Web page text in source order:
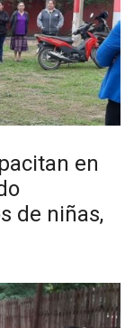
en
de niñas,